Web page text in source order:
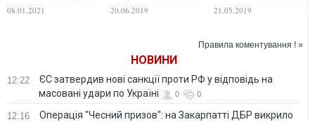
спецслужб РФ
08.01.2021
версій убивства –
20.06.2019 21.05.2019
Правила коментування ! »
НОВИНИ
12:22
ЄС затвердив нові санкції проти РФ у відповідь на
масовані удари по Україні
0 0
12:16
Операція "Чесний призов": на Закарпатті ДБР викрило